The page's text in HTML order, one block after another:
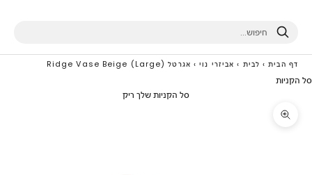
חיפוש
דף הבית › לבית › אביזרי נוי › אגרטל Ridge Vase Beige (Large)
סל הקניות
סל הקניות שלך ריק
תקריב